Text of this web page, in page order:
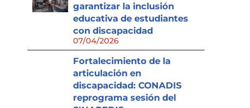
garantizar la inclusión
educativa de estudiantes
con discapacidad
07/04/2026
Fortalecimiento de la
articulación en
discapacidad: CONADIS
reprograma sesión del